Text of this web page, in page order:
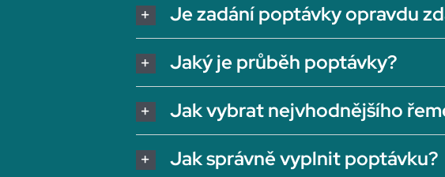
Je zadání poptávky opravdu
Jaký je průběh poptávky?
Jak vybrat nejvhodnějšího
Jak správně vyplnit poptávku?